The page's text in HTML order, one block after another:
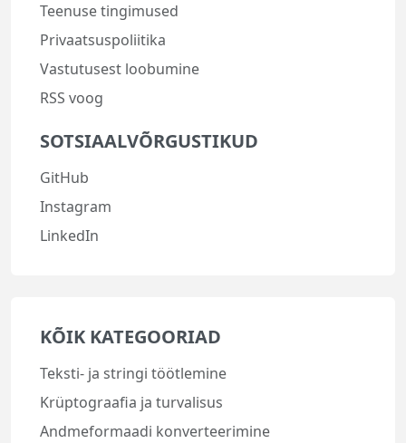
Teenuse tingimused
Privaatsuspoliitika
Vastutusest loobumine
RSS voog
SOTSIAALVÕRGUSTIKUD
GitHub
Instagram
LinkedIn
KÕIK KATEGOORIAD
Teksti- ja stringi töötlemine
Krüptograafia ja turvalisus
Andmeformaadi konverteerimine